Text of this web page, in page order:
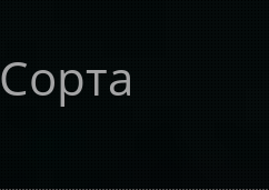
Сорта